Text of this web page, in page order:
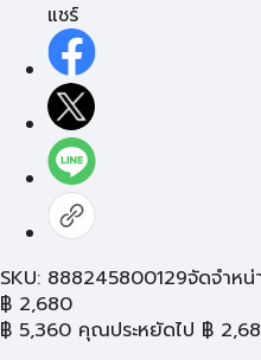
แชร์
SKU: 888245800129จัดจำหน่
฿ 2,680
฿ 5,360 คุณประหยัดไป ฿